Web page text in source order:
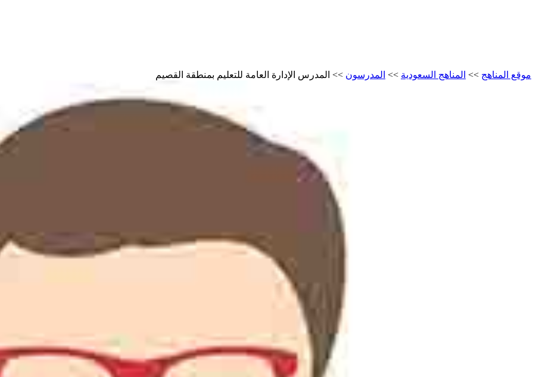
موقع المناهج >> المناهج السعودية >> المدرسون >> المدرس الإدارة العامة للتعليم بمنطقة القصيم